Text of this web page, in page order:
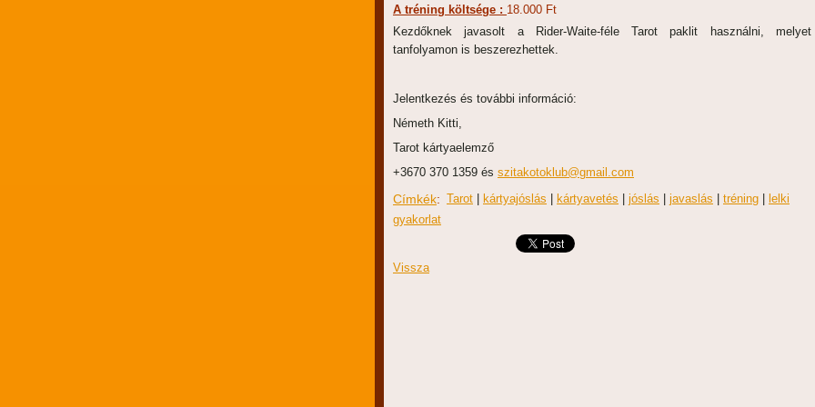
A tréning költsége : 18.000 Ft
Kezdőknek javasolt a Rider-Waite-féle Tarot paklit használni,
tanfolyamon is beszerezhettek.
Jelentkezés és további információ:
Németh Kitti,
Tarot kártyaelemző
+3670 370 1359 és szitakotoklub@gmail.com
Címkék: Tarot kártyajóslás kártyavetés jóslás javaslás tréning
lelki
gyakorlat
Vissza